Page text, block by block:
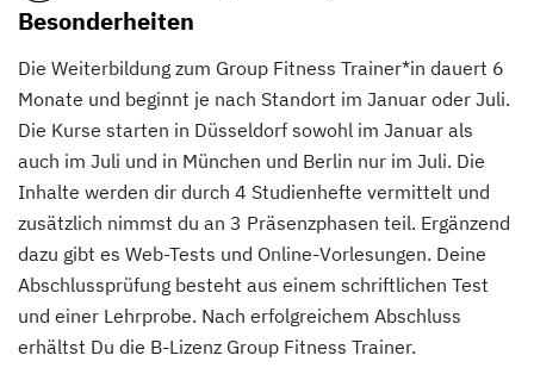
Besonderheiten
Die Weiterbildung zum Group Fitness Trainer*in dauert 6
Monate und beginnt je nach Standort im Januar oder Juli.
Die Kurse starten in Düsseldorf sowohl im Januar als
auch im Juli und in München und Berlin nur im Juli. Die
Inhalte werden dir durch 4 Studienhefte vermittelt und
zusätzlich nimmst du an 3 Präsenzphasen teil. Ergänzend
dazu gibt es Web-Tests und Online-Vorlesungen. Deine
Abschlussprüfung besteht aus einem schriftlichen Test
und einer Lehrprobe. Nach erfolgreichem Abschluss
erhältst Du die B-Lizenz Group Fitness Trainer.